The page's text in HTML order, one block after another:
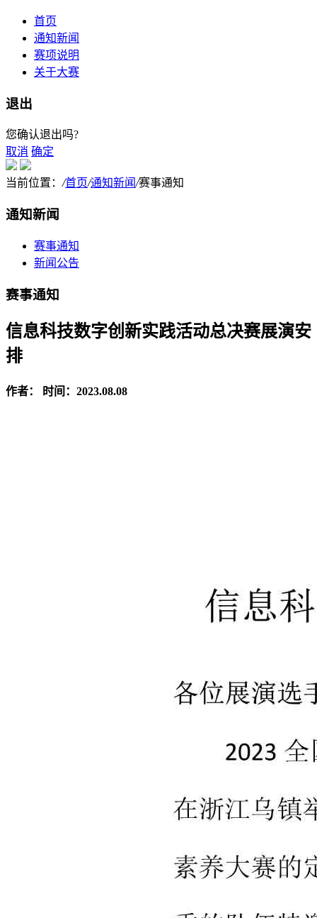
首页
通知新闻
赛项说明
关于大赛
退出
您确认退出吗?
取消 确定
当前位置：/首页/通知新闻/赛事通知
通知新闻
赛事通知
新闻公告
赛事通知
信息科技数字创新实践活动总决赛展演安
排
作者： 时间：2023.08.08